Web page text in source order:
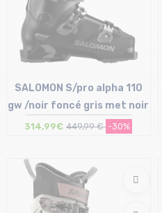
29/29.5 cm | 30/30.5 cm
SALOMON S/pro alpha 110
gw /noir foncé gris met noir
314,99€ 449,99 € -30%